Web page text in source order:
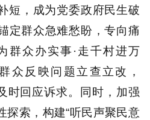
短，成为党委政府民生破
定群众急难愁盼，专向痛
群众办实事·走千村进万
众反映问题立查立改，
时回应诉求。同时，加强
探索，构建“听民声聚民意